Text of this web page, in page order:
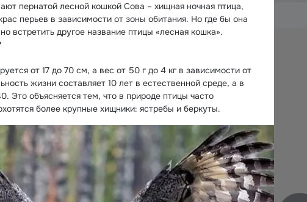
пернатой лесной кошкой Сова – хищная ночная птица,
перьев в зависимости от зоны обитания. Но где бы она
встретить другое название птицы «лесная кошка».
от 17 до 70 см, а вес от 50 г до 4 кг в зависимости от
жизни составляет 10 лет в естественной среде, а в
Это объясняется тем, что в природе птицы часто
более крупные хищники: ястребы и беркуты.
Обсуждаемые